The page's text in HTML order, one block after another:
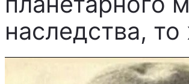
наследства,